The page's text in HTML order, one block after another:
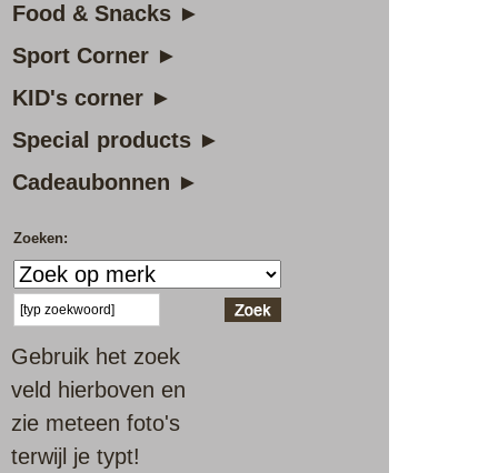
Food & Snacks ►
Sport Corner ►
KID's corner ►
Special products ►
Cadeaubonnen ►
Zoeken:
Gebruik het zoek
veld hierboven en
zie meteen foto's
terwijl je typt!